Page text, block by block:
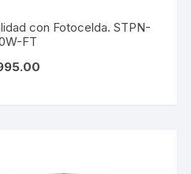
con Fotocelda. STPN-
FT